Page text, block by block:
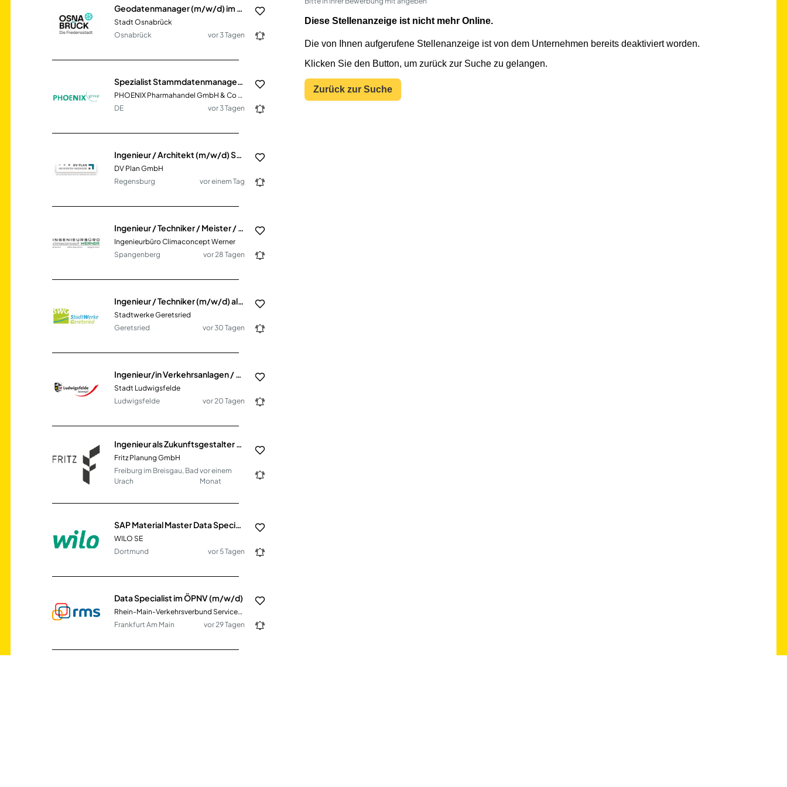
Stadt Osnabrück
Osnabrück
vor 3 Tagen
PHOENIX Pharmahandel GmbH & Co KG
DE
vor 3 Tagen
Ingenieur / Architekt (m/w/d) Schwerpunkt Ausschreibung Vollzeit / Teilzeit
DV Plan GmbH
Regensburg
vor einem Tag
Ingenieurbüro Climaconcept Werner
Spangenberg
vor 28 Tagen
Ingenieur / Techniker (m/w/d) als Sachgebietsleiter Planung und Bau
Stadtwerke Geretsried
Geretsried
vor 30 Tagen
Stadt Ludwigsfelde
Ludwigsfelde
vor 20 Tagen
Ingenieur als Zukunftsgestalter Wasserversorgung (m/w/d)
Fritz Planung GmbH
Freiburg im Breisgau, Bad
Urach
vor einem
Monat
SAP Material Master Data Specialist (w/m/d)
WILO SE
Dortmund
vor 5 Tagen
Data Specialist im ÖPNV (m/w/d)
Rhein-Main-Verkehrsverbund Servicegesellschaft mbH
Frankfurt Am Main
vor 29 Tagen